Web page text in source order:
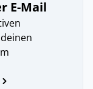
E-Mail